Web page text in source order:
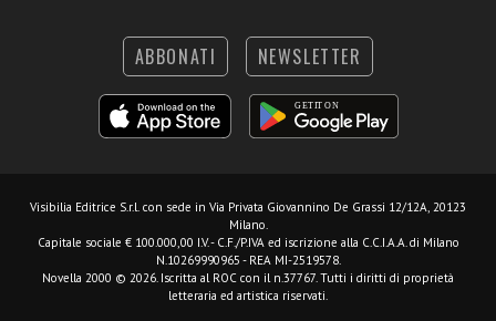
ABBONATI NEWSLETTER
Visibilia Editrice S.r.l. con sede in Via Privata Giovannino De Grassi 12/12A, 20123
Milano.
Capitale sociale € 100.000,00 I.V. - C.F./P.IVA ed iscrizione alla C.C.I.A.A. di Milano
N.10269990965 - REA MI-2519578.
Novella 2000 © 2026. Iscritta al ROC con il n.37767. Tutti i diritti di proprietà
letteraria ed artistica riservati.